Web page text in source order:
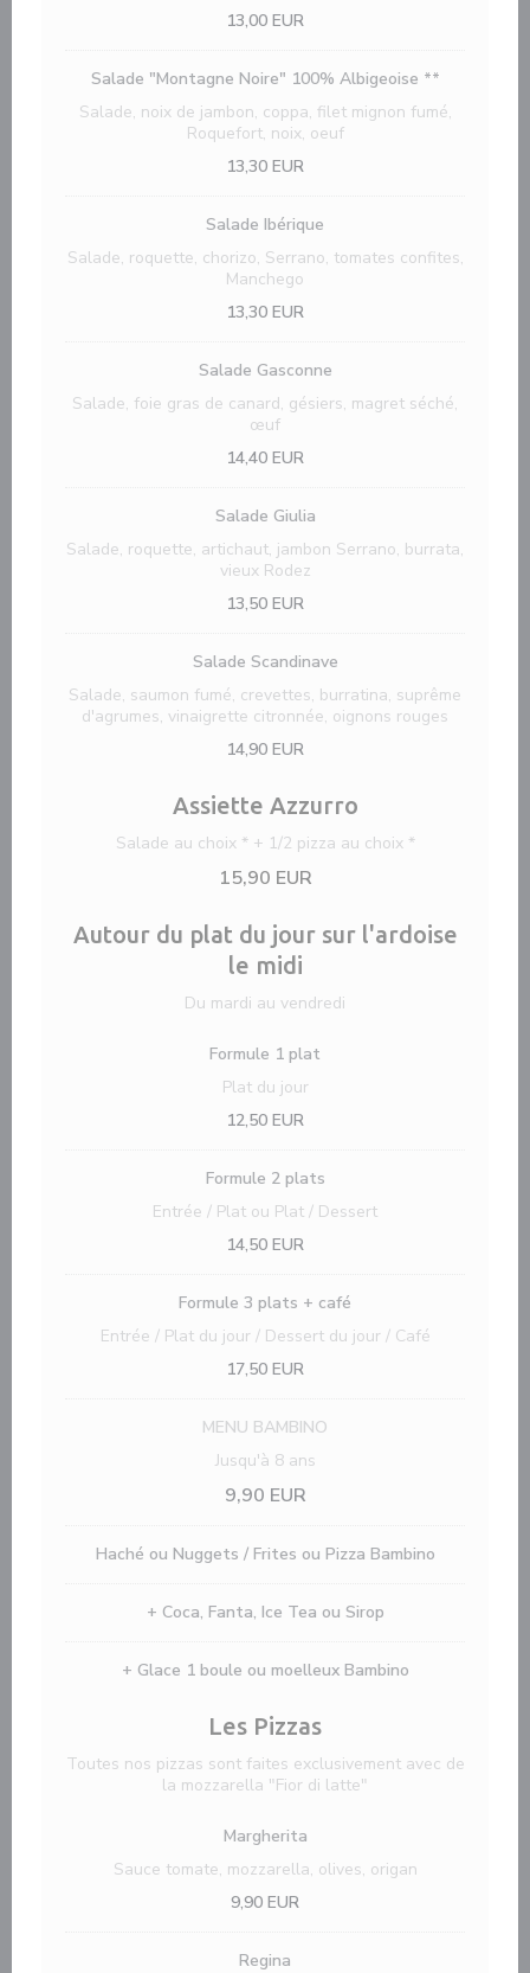
13,00 EUR
Salade "Montagne Noire" 100% Albigeoise **
Salade, noix de jambon, coppa, filet mignon fumé,
Roquefort, noix, oeuf
13,30 EUR
Salade Ibérique
Salade, roquette, chorizo, Serrano, tomates confites,
Manchego
13,30 EUR
Salade Gasconne
Salade, foie gras de canard, gésiers, magret séché,
œuf
14,40 EUR
Salade Giulia
Salade, roquette, artichaut, jambon Serrano, burrata,
vieux Rodez
13,50 EUR
Salade Scandinave
Salade, saumon fumé, crevettes, burratina, suprême
d'agrumes, vinaigrette citronnée, oignons rouges
14,90 EUR
Assiette Azzurro
Salade au choix * + 1/2 pizza au choix *
15,90 EUR
Autour du plat du jour sur l'ardoise
le midi
Du mardi au vendredi
Formule 1 plat
Plat du jour
12,50 EUR
Formule 2 plats
Entrée / Plat ou Plat / Dessert
14,50 EUR
Formule 3 plats + café
Entrée / Plat du jour / Dessert du jour / Café
17,50 EUR
MENU BAMBINO
Jusqu'à 8 ans
9,90 EUR
Haché ou Nuggets / Frites ou Pizza Bambino
+ Coca, Fanta, Ice Tea ou Sirop
+ Glace 1 boule ou moelleux Bambino
Les Pizzas
Toutes nos pizzas sont faites exclusivement avec de
la mozzarella "Fior di latte"
Margherita
Sauce tomate, mozzarella, olives, origan
9,90 EUR
Regina